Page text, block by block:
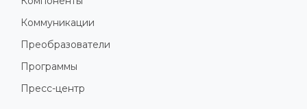
Коммуникации
Преобразователи
Программы
Пресс-центр